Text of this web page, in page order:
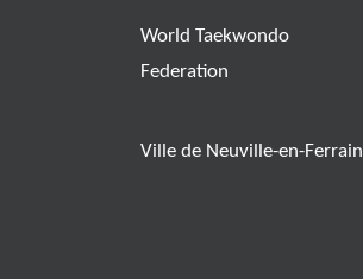
World Taekwondo
Federation
Ville de Neuville-en-Ferrain